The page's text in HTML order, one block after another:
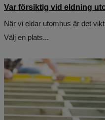
Var försiktig vid eldning
När vi eldar utomhus är det
Välj en plats...